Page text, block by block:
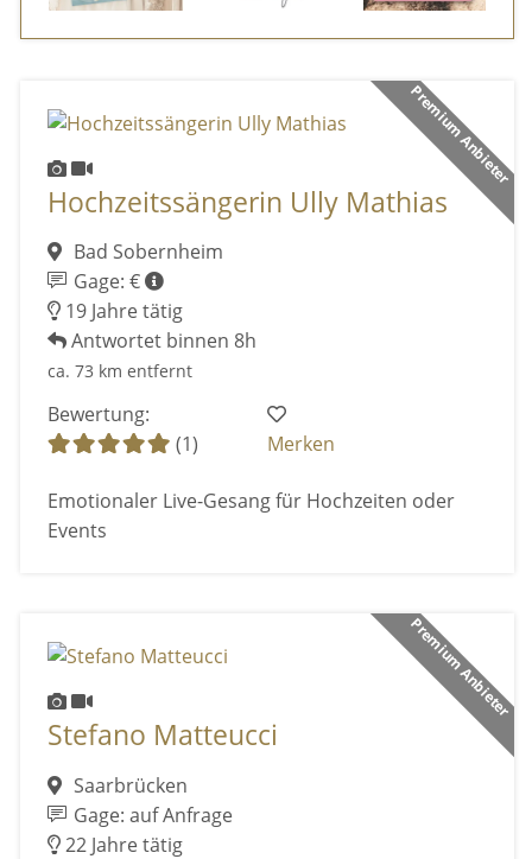
Premium Anbieter
Hochzeitssängerin Ully Mathias
Bad Sobernheim
Gage: €
19 Jahre tätig
Antwortet binnen 8h
ca. 73 km entfernt
Bewertung:
(1)
Merken
Emotionaler Live-Gesang für Hochzeiten oder
Events
Premium Anbieter
Stefano Matteucci
Saarbrücken
Gage: auf Anfrage
22 Jahre tätig